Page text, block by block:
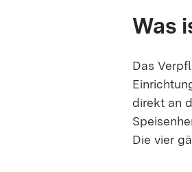
Was
Das
direkt an
Die vier